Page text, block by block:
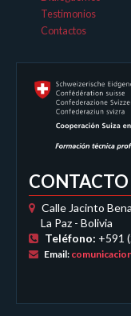
Testimonios
Contactos
CONTACTO
Calle Jacinto
La Paz - Bolivia
Teléfono: +591
Email: